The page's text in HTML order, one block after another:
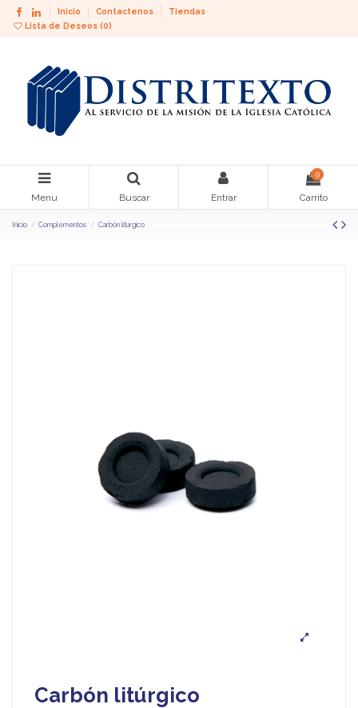
Inicio Contactenos
Tiendas
Lista de Deseos (0)
Menu Buscar Entrar
0
Carrito
Inicio Complementos Carbón litúrgico
Carbón litúrgico